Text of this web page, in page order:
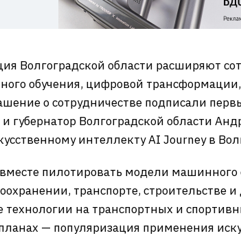
Волгоградской области расширяют
обучения, цифровой
о сотрудничестве подписали
губернатор Волгоградской области
интеллекту AI Journey в
пилотировать модели машинного
транспорте,
на транспортных и
— популяризация применения